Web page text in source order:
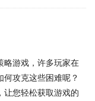
略游戏，许多玩家在
攻克这些困难呢？
让您轻松获取游戏的